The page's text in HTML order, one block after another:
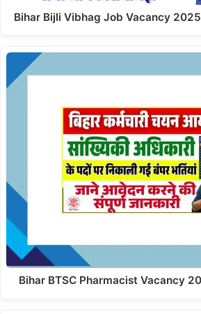
Bihar Bijli Vibhag Job Vacancy
Bihar BTSC Pharmacist Vacancy